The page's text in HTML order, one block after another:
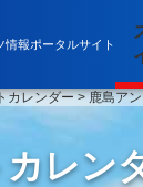
情報ポータルサイト
カレンダー>鹿島ア
レン